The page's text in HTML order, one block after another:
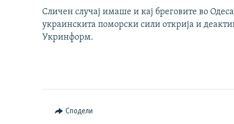
Сличен случај имаше и кај бреговите во
украинскита поморски сили открија и
Укринформ.
Сподели